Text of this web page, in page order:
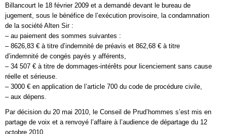
Billancourt le 18 février 2009 et a demandé devant le bureau de
jugement, sous le bénéfice de l’exécution provisoire, la condamnation
de la société Alten Sir :
– au paiement des sommes suivantes :
– 8626,83 € à titre d’indemnité de préavis et 862,68 € à titre
d’indemnité de congés payés y afférents,
– 34 507 € à titre de dommages-intérêts pour licenciement sans cause
réelle et sérieuse.
– 3000 € en application de l’article 700 du code de procédure civile,
– aux dépens.
Par décision du 20 mai 2010, le Conseil de Prud’hommes s’est mis en
partage de voix et a renvoyé l’affaire à l’audience de départage du 12
octobre 2010.